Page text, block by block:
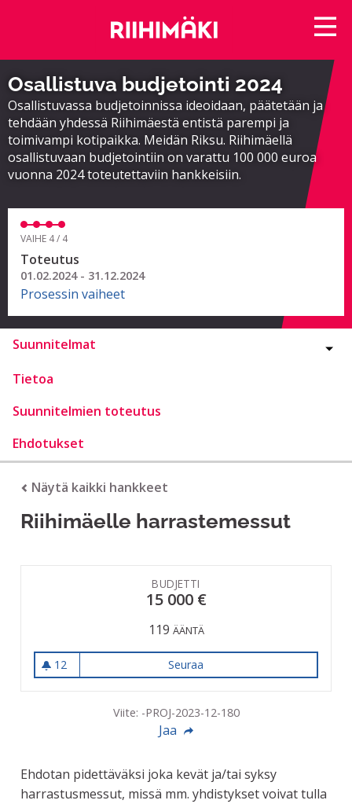
Osallistuva budjetointi 2024
Osallistuvassa budjetoinnissa ideoidaan, päätetään ja
tehdään yhdessä Riihimäestä entistä parempi ja
toimivampi kotipaikka. Meidän Riksu. Riihimäellä
osallistuvaan budjetointiin on varattu 100 000 euroa
vuonna 2024 toteutettaviin hankkeisiin.
VAIHE 4 / 4
Toteutus
01.02.2024 - 31.12.2024
Prosessin vaiheet
Suunnitelmat
Tietoa
Suunnitelmien toteutus
Ehdotukset
Näytä kaikki hankkeet
Riihimäelle harrastemessut
BUDJETTI
15 000 €
119 ÄÄNTÄ
12
12 seuraajaa
Seuraa
Viite: -PROJ-2023-12-180
Jaa
Ehdotan pidettäväksi joka kevät ja/tai syksy
harrastusmessut, missä mm. yhdistykset voivat tulla